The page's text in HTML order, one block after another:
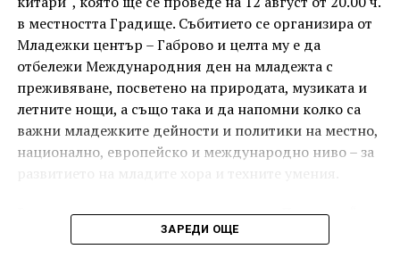
в местността Градище. Събитието се организира от
Младежки център – Габрово и целта му е да
отбележи Международния ден на младежта с
преживяване, посветено на природата, музиката и
летните нощи, а също така и да напомни колко са
важни младежките дейности и политики на местно,
национално, европейско и международно ниво – за
Вечерта е в пика на метеорния поток „Персеиди“ –
едно от най-красивите и очаквани астрономически
ЗАРЕДИ ОЩЕ